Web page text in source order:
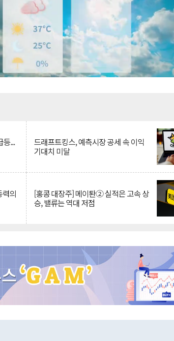
등... 드래프트킹스, 예측시장 공세 속 이익
기대치 미달
의 [홍콩 대장주] 메이퇀② 실적은 고속 상
승, 밸류는 역대 저점